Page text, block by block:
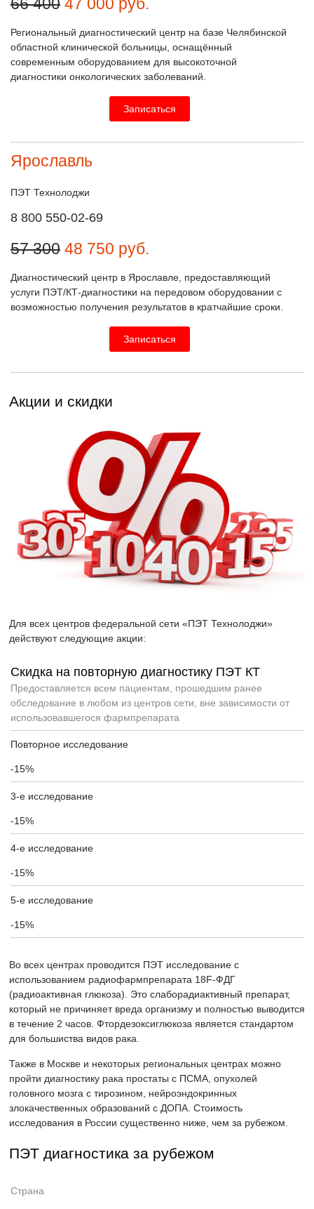
Региональный диагностический центр на базе Челябинской
областной клинической больницы, оснащённый
современным оборудованием для высокоточной
диагностики онкологических заболеваний.
Записаться
Ярославль
ПЭТ Технолоджи
8 800 550-02-69
57 300 48 750 руб.
Диагностический центр в Ярославле, предоставляющий
услуги ПЭТ/КТ-диагностики на передовом оборудовании с
возможностью получения результатов в кратчайшие сроки.
Записаться
Акции и скидки
Для всех центров федеральной сети «ПЭТ Технолоджи»
действуют следующие акции:
Скидка на повторную диагностику ПЭТ КТ
Предоставляется всем пациентам, прошедшим ранее
обследование в любом из центров сети, вне зависимости от
использовавшегося фармпрепарата
Повторное исследование
-15%
3-е исследование
-15%
4-е исследование
-15%
5-е исследование
-15%
Во всех центрах проводится ПЭТ исследование с
использованием радиофармпрепарата 18F-ФДГ
(радиоактивная глюкоза). Это слаборадиактивный препарат,
который не причиняет вреда организму и полностью выводится
в течение 2 часов. Фтордезоксиглюкоза является стандартом
для большиства видов рака.
Также в Москве и некоторых региональных центрах можно
пройти диагностику рака простаты с ПСМА, опухолей
головного мозга с тирозином, нейроэндокринных
злокачественных образований с ДОПА. Стоимость
исследования в России существенно ниже, чем за рубежом.
ПЭТ диагностика за рубежом
Страна